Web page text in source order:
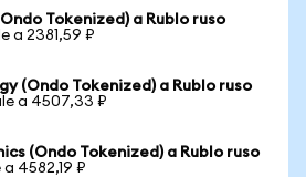
Tokenized) a Rublo ruso
a 2381,59 ₽
(Ondo Tokenized) a Rublo ruso
a 4507,33 ₽
(Ondo Tokenized) a Rublo ruso
a 4582,19 ₽